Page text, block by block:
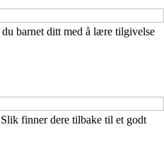
barnet ditt med å lære tilgivelse
finner dere tilbake til et godt